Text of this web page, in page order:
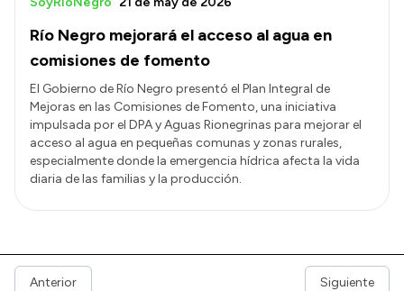
Río Negro mejorará el acceso al agua en
comisiones de fomento
El Gobierno de Río Negro presentó el Plan Integral de
Mejoras en las Comisiones de Fomento, una iniciativa
impulsada por el DPA y Aguas Rionegrinas para mejorar el
acceso al agua en pequeñas comunas y zonas rurales,
especialmente donde la emergencia hídrica afecta la vida
diaria de las familias y la producción.
Anterior Siguiente